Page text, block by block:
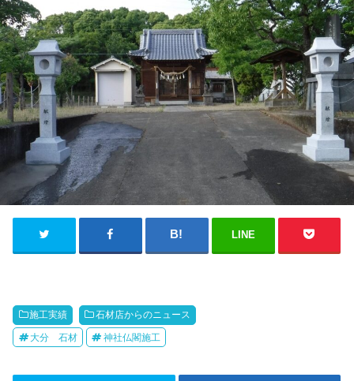
LINE
施工実績 石材店からのニュース
大分 石材 神社仏閣施工